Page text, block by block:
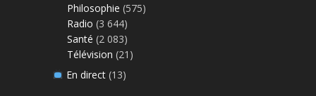
Philosophie (575)
Radio (3 644)
Santé (2 083)
Télévision (21)
En direct(13)